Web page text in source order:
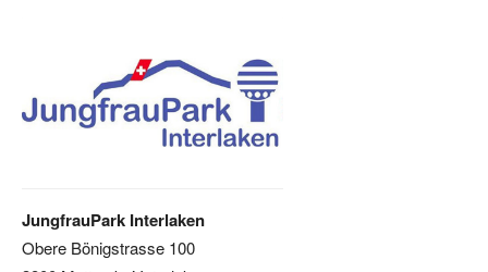
JungfrauPark Interlaken
Obere Bönigstrasse 100